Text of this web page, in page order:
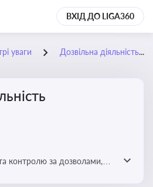
ВХІД ДО LIGA360
уваги Дозвільна діяльність
контролю за дозволами,